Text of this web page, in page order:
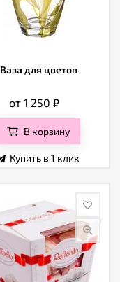
Ваза для цветов
от 1 250₽
В корзину
Купить в 1 клик